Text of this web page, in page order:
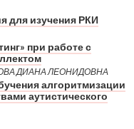
для изучения РКИ
при работе с
ДИАНА ЛЕОНИДОВНА
алгоритмизации
аутистического